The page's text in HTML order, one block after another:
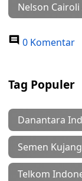
Nelson
0 Komentar
Tag Populer
Danantara
Semen Kujang
Telkom